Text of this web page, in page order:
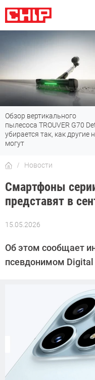
Обзор вертикального
пылесоса TROUVER G70
убирается так, как другие
могут
Новости
Смартфоны
представят в
15.05.2026
Автор:
Калашников
Об этом сообщает
псевдонимом Digital